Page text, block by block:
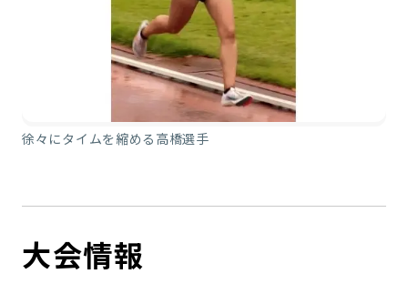
徐々にタイムを縮める高橋選手
大会情報